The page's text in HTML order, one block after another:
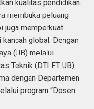
kualitas pendidikan.
membuka peluang
juga memperkuat
global. Dengan
(UB) melalui
Teknik (DTI FT UB)
dengan Departemen
program “Dosen